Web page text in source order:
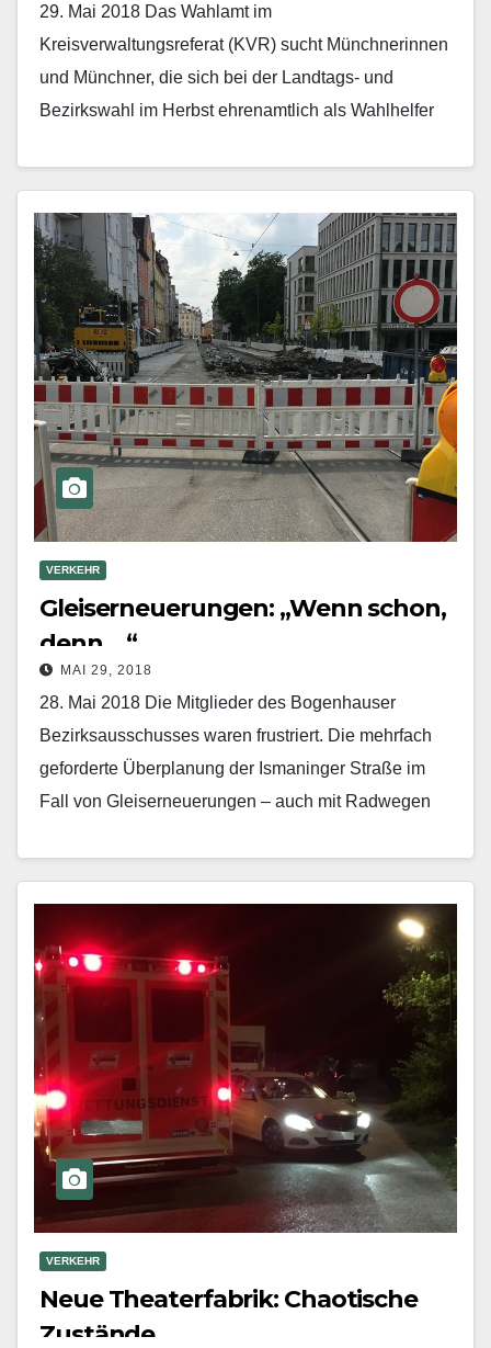
29. Mai 2018 Das Wahlamt im
Kreisverwaltungsreferat (KVR) sucht Münchnerinnen
und Münchner, die sich bei der Landtags- und
Bezirkswahl im Herbst ehrenamtlich als Wahlhelfer
Mehr erfahren
VERKEHR
Gleiserneuerungen: „Wenn schon,
denn …“
MAI 29, 2018
28. Mai 2018 Die Mitglieder des Bogenhauser
Bezirksausschusses waren frustriert. Die mehrfach
geforderte Überplanung der Ismaninger Straße im
Fall von Gleiserneuerungen – auch mit Radwegen
Mehr erfahren
VERKEHR
Neue Theaterfabrik: Chaotische
Zustände